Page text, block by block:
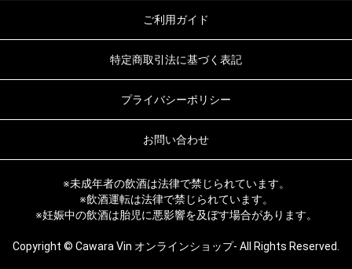
ご利用ガイド
特定商取引法に基づく表記
プライバシーポリシー
お問い合わせ
※未成年者の飲酒は法律で禁じられています。
※飲酒運転は法律で禁じられています。
※妊娠中の飲酒は胎児に悪影響を及ぼす場合があります。
Copyright © Cawara Vin オンラインショップ- All Rights Reserved.